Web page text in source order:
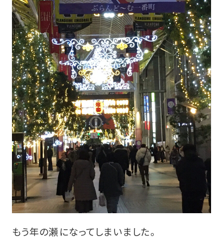
もう年の瀬になってしまいました。